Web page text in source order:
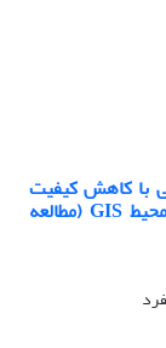
با کاهش کیفیت
آب‌های زیرزمینی برپایه شاخص‌های GRI در محیط GIS (مطالعه